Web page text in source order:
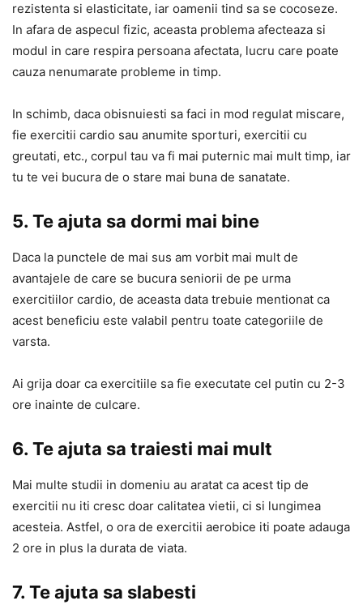
rezistenta si elasticitate, iar oamenii tind sa se cocoseze.
In afara de aspecul fizic, aceasta problema afecteaza si
modul in care respira persoana afectata, lucru care poate
cauza nenumarate probleme in timp.
In schimb, daca obisnuiesti sa faci in mod regulat miscare,
fie exercitii cardio sau anumite sporturi, exercitii cu
greutati, etc., corpul tau va fi mai puternic mai mult timp, iar
tu te vei bucura de o stare mai buna de sanatate.
5. Te ajuta sa dormi mai bine
Daca la punctele de mai sus am vorbit mai mult de
avantajele de care se bucura seniorii de pe urma
exercitiilor cardio, de aceasta data trebuie mentionat ca
acest beneficiu este valabil pentru toate categoriile de
varsta.
Ai grija doar ca exercitiile sa fie executate cel putin cu 2-3
ore inainte de culcare.
6. Te ajuta sa traiesti mai mult
Mai multe studii in domeniu au aratat ca acest tip de
exercitii nu iti cresc doar calitatea vietii, ci si lungimea
acesteia. Astfel, o ora de exercitii aerobice iti poate adauga
2 ore in plus la durata de viata.
7. Te ajuta sa slabesti